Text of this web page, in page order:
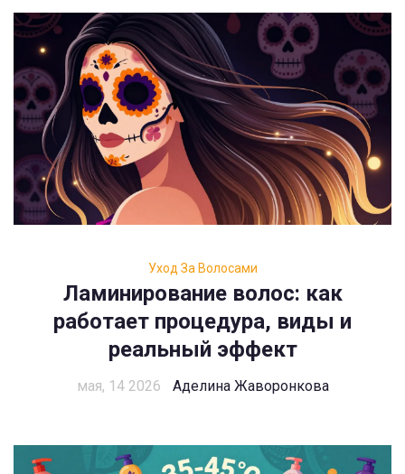
Уход За Волосами
Ламинирование волос: как
работает процедура, виды и
реальный эффект
мая, 14 2026 Аделина Жаворонкова